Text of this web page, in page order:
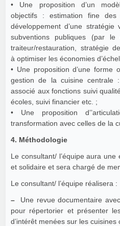
• Une proposition d’un
objectifs : estimation fine
développement d’une
subventions publiques (par le
traiteur/restauration, stratégie
à optimiser les économies
• Une proposition d’une forme
gestion de la cuisine centrale
associé aux fonctions suivi
écoles, suivi financier etc. ;
• Une proposition
transformation avec celles de la
4. Méthodologie
Le consultant/ l’équipe aura
et solidaire et sera chargé de
Le consultant/ l’équipe réalisera :
– Une revue documentaire
pour répertorier et présenter
d’intérêt menées sur les cuisines